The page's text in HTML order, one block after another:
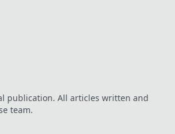
publication. All articles written and
team.